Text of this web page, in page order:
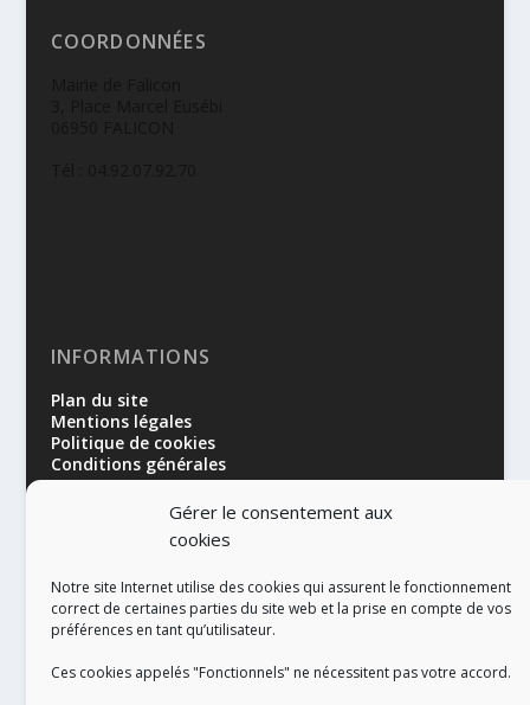
Gérer le consentement aux
cookies
Notre site Internet utilise des cookies qui assurent le fonctionnement
correct de certaines parties du site web et la prise en compte de vos
préférences en tant qu’utilisateur.
Ces cookies appelés "Fonctionnels" ne nécessitent pas votre accord.
COORDONNÉES
INFORMATIONS
Plan du site
Mentions légales
Politique de cookies
Conditions générales